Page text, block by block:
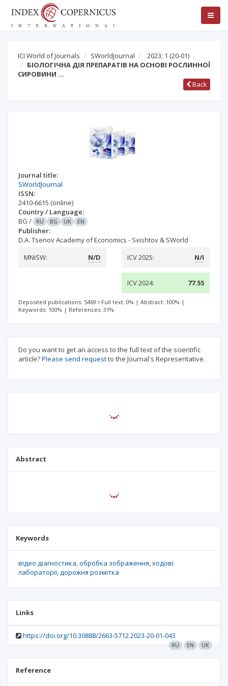
ICI World of Journals SWorldJournal 2023; 1 (20-01)
БІОЛОГІЧНА ДІЯ ПРЕПАРАТІВ НА ОСНОВІ РОСЛИННОЇ
СИРОВИНИ …
Back
Journal title:
SWorldJournal
ISSN:
2410-6615 (online)
Country / Language:
BG / RU BG UK EN
Publisher:
D.A. Tsenov Academy of Economics - Svishtov & SWorld
MNiSW:
N/D ICV 2025: N/I
ICV 2024: 77.55
Deposited publications: 5469 Full text: 0% | Abstract: 100% |
Keywords: 100% | References: 31%
Do you want to get an access to the full text of the scientific
article?Please send requestto the Journal's Representative.
Abstract
Keywords
відео діагностика обробка зображення ходові
лабораторії дорожня розмітка
Links
https://doi.org/10.30888/2663-5712.2023-20-01-043
RU EN UK
Reference